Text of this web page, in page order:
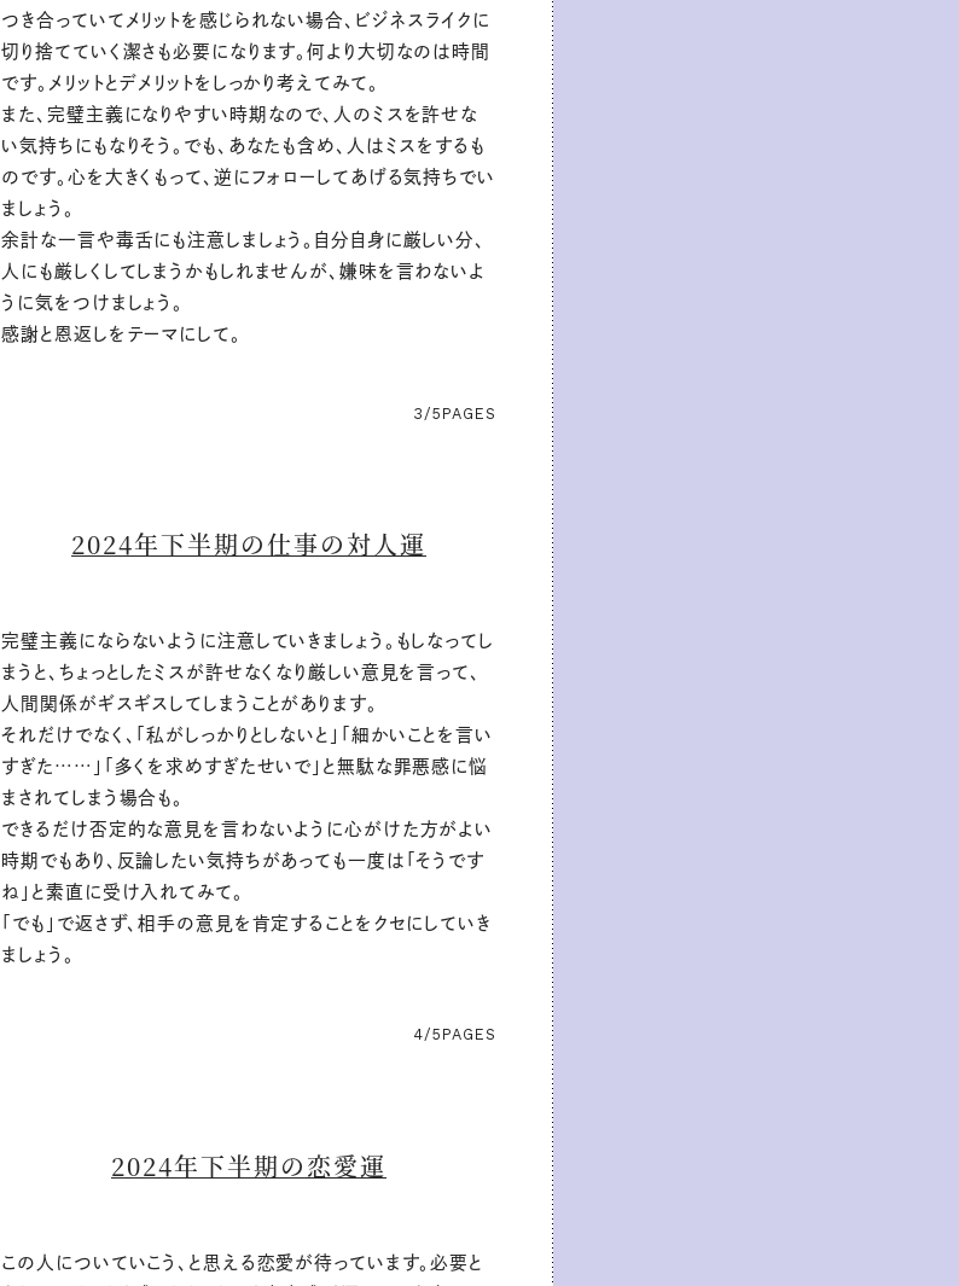
つき合っていてメリットを感じられない場合、ビジネスライクに
切り捨てていく潔さも必要になります。何より大切なのは時間
です。メリットとデメリットをしっかり考えてみて。
また、完璧主義になりやすい時期なので、人のミスを許せな
い気持ちにもなりそう。でも、あなたも含め、人はミスをするも
のです。心を大きくもって、逆にフォローしてあげる気持ちでい
ましょう。
余計な一言や毒舌にも注意しましょう。自分自身に厳しい分、
人にも厳しくしてしまうかもしれませんが、嫌味を言わないよ
うに気をつけましょう。
感謝と恩返しをテーマにして。
3/5 PAGES
2024年下半期の仕事の対人運
完璧主義にならないように注意していきましょう。もしなってし
まうと、ちょっとしたミスが許せなくなり厳しい意見を言って、
人間関係がギスギスしてしまうことがあります。
それだけでなく、「私がしっかりとしないと」「細かいことを言い
すぎた……」「多くを求めすぎたせいで」と無駄な罪悪感に悩
まされてしまう場合も。
できるだけ否定的な意見を言わないように心がけた方がよい
時期でもあり、反論したい気持ちがあっても一度は「そうです
ね」と素直に受け入れてみて。
「でも」で返さず、相手の意見を肯定することをクセにしていき
ましょう。
4/5 PAGES
2024年下半期の恋愛運
この人についていこう、と思える恋愛が待っています。必要と